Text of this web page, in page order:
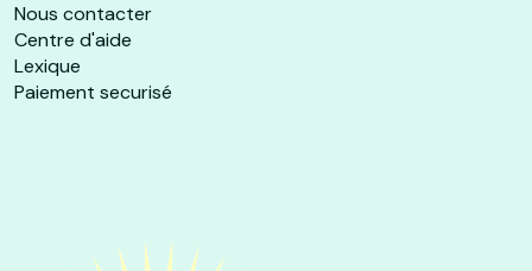
Nous contacter
Centre d'aide
Lexique
Paiement securisé